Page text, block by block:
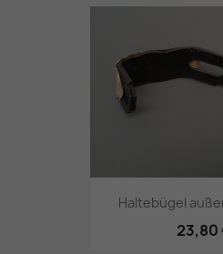
Haltebügel
23,80